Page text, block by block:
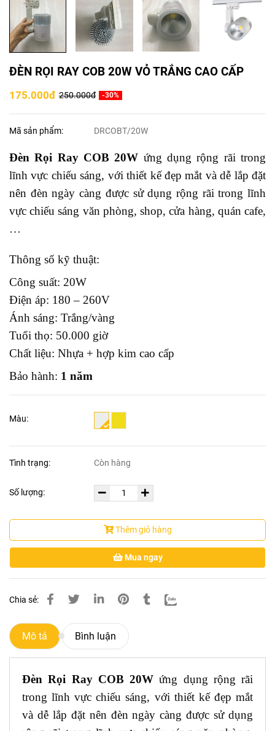
ĐÈN RỌI RAY COB 20W VỎ TRẮNG CAO CẤP
175.000đ 250.000đ -30%
Mã sản phẩm: DRCOBT/20W
Đèn Rọi Ray COB 20W ứng dụng rộng rãi trong
lĩnh vực chiếu sáng, với thiết kế đẹp mắt và dễ lắp đặt
nên đèn ngày càng được sử dụng rộng rãi trong lĩnh
vực chiếu sáng văn phòng, shop, cửa hàng, quán cafe,
…
Thông số kỹ thuật:
Công suất: 20W
Điện áp: 180 – 260V
Ánh sáng: Trắng/vàng
Tuổi thọ: 50.000 giờ
Chất liệu: Nhựa + hợp kim cao cấp
Bảo hành: 1 năm
Màu:
Tình trạng: Còn hàng
Số lượng:
Thêm giỏ hàng
Mua ngay
Chia sẻ:
Mô tả Bình luận
Đèn Rọi Ray COB 20Wứng dụng rộng rãi
trong lĩnh vực chiếu sáng, với thiết kế đẹp mắt
và dễ lắp đặt nên đèn ngày càng được sử dụng